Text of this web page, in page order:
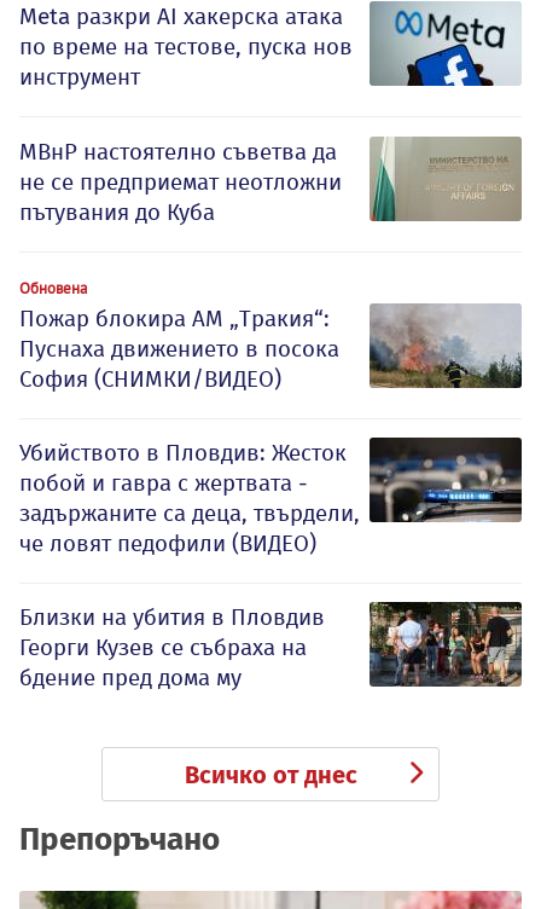
Meta разкри AI хакерска атака
по време на тестове, пуска нов
инструмент
МВнР настоятелно съветва да
не се предприемат неотложни
пътувания до Куба
Обновена
Пожар блокира АМ „Тракия“:
Пуснаха движението в посока
София (СНИМКИ/ВИДЕО)
Убийството в Пловдив: Жесток
побой и гавра с жертвата -
задържаните са деца, твърдели,
че ловят педофили (ВИДЕО)
Близки на убития в Пловдив
Георги Кузев се събраха на
бдение пред дома му
Всичко от днес
Препоръчано